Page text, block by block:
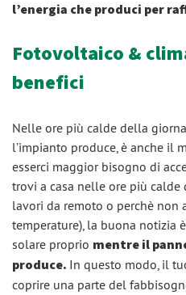
l’energia che produci per
Fotovoltaico &
benefici
Nelle ore più calde della
l’impianto produce, è anche il
esserci maggior bisogno di
trovi a casa nelle ore più
lavori da remoto o perchè non
temperature), la buona notizia
solare proprio mentre il
produce. In questo modo, il
coprire una parte del